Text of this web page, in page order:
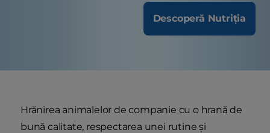
Descoperă Nutriția
Hrănirea animalelor de companie cu o hrană de
bună calitate, respectarea unei rutine și